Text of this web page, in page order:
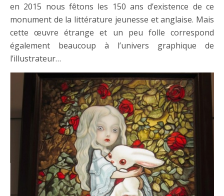
en 2015 nous fêtons les 150 ans d’existence de ce
monument de la littérature jeunesse et anglaise. Mais
cette œuvre étrange et un peu folle correspond
également beaucoup à l’univers graphique de
l’illustrateur…